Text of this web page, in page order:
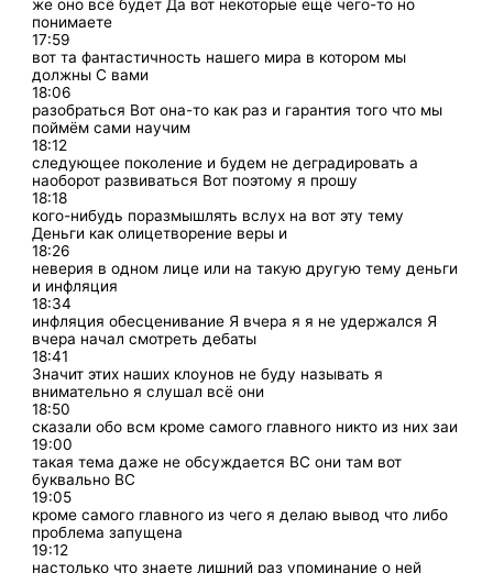
же оно всё будет Да вот некоторые ещё чего-то но
понимаете
17:59
вот та фантастичность нашего мира в котором мы
должны С вами
18:06
разобраться Вот она-то как раз и гарантия того что мы
поймём сами научим
18:12
следующее поколение и будем не деградировать а
наоборот развиваться Вот поэтому я прошу
18:18
кого-нибудь поразмышлять вслух на вот эту тему
Деньги как олицетворение веры и
18:26
неверия в одном лице или на такую другую тему деньги
и инфляция
18:34
инфляция обесценивание Я вчера я я не удержался Я
вчера начал смотреть дебаты
18:41
Значит этих наших клоунов не буду называть я
внимательно я слушал всё они
18:50
сказали обо всм кроме самого главного никто из них заи
19:00
такая тема даже не обсуждается ВС они там вот
буквально ВС
19:05
кроме самого главного из чего я делаю вывод что либо
проблема запущена
19:12
настолько что знаете лишний раз упоминание о ней